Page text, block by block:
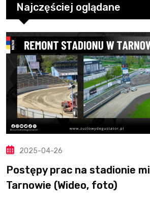
Najczęściej oglądane
2025-04-26
Postępy prac na stadionie
Tarnowie (Wideo, foto)